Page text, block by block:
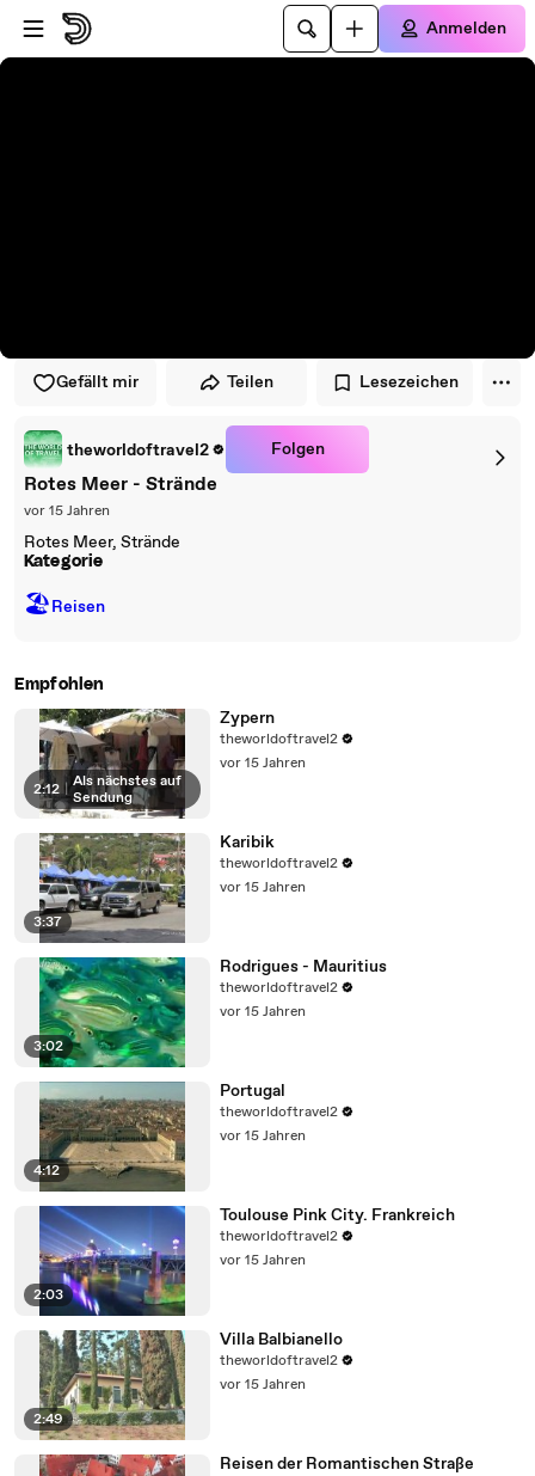
Zum Player springen
Zum Hauptinhalt springen
Anmelden
Gefällt mir Teilen Lesezeichen
theworldoftravel2 Folgen
Rotes Meer - Strände
vor 15 Jahren
Rotes Meer, Strände
Kategorie
🏖Reisen
Empfohlen
2:12
Als nächstes auf
Sendung
Zypern
theworldoftravel2
vor 15 Jahren
3:37
Karibik
theworldoftravel2
vor 15 Jahren
3:02
Rodrigues - Mauritius
theworldoftravel2
vor 15 Jahren
4:12
Portugal
theworldoftravel2
vor 15 Jahren
2:03
Toulouse Pink City. Frankreich
theworldoftravel2
vor 15 Jahren
2:49
Villa Balbianello
theworldoftravel2
vor 15 Jahren
Reisen der Romantischen Straße